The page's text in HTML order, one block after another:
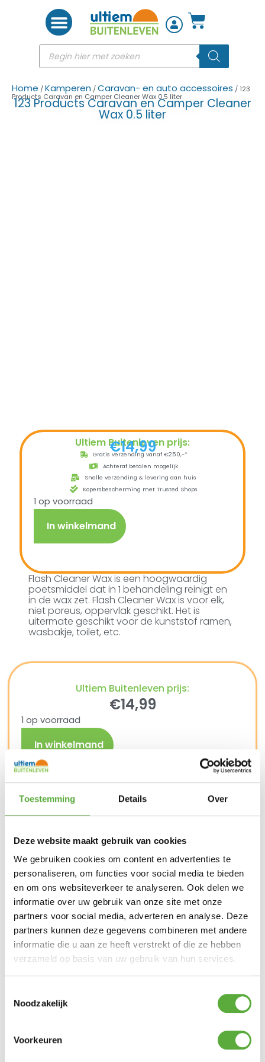
Toestemming Details Over
Deze website maakt gebruik van cookies
We gebruiken cookies om content en advertenties te
personaliseren, om functies voor social media te bieden
en om ons websiteverkeer te analyseren. Ook delen we
informatie over uw gebruik van onze site met onze
partners voor social media, adverteren en analyse. Deze
partners kunnen deze gegevens combineren met andere
informatie die u aan ze heeft verstrekt of die ze hebben
verzameld op basis van uw gebruik van hun services.
Noodzakelijk
Voorkeuren
Home /Kamperen /Caravan- en auto accessoires / 123
Products Caravan en Camper Cleaner Wax 0.5 liter
123 Products Caravan en Camper Cleaner
Wax 0.5 liter
Ultiem Buitenleven prijs:
€14,99
Gratis verzending vanaf €250,-*
Achteraf betalen mogelijk
Snelle verzending & levering aan huis
Kopersbescherming met Trusted Shops
1 op voorraad
In winkelmand
Flash Cleaner Wax is een hoogwaardig
poetsmiddel dat in 1 behandeling reinigt en
in de wax zet. Flash Cleaner Wax is voor elk,
niet poreus, oppervlak geschikt. Het is
uitermate geschikt voor de kunststof ramen,
wasbakje, toilet, etc.
Ultiem Buitenleven prijs:
€14,99
1 op voorraad
In winkelmand
Achteraf betalen mogelijk
52000004 Categorie
Caravan- en auto accessoires
Merk:123 Products
Gratis verzending vanaf €250,-*
Achteraf betalen mogelijk
Kopersbescherming met Trusted Shops
GERELATEERDE PRODUCTEN